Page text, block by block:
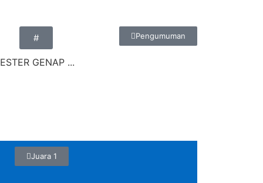
Pengumuman
#
GENAP ...
Juara 1